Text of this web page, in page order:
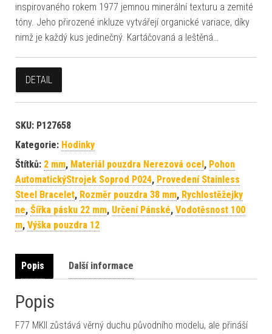
inspirovaného rokem 1977 jemnou minerální texturu a zemité
tóny. Jeho přirozené inkluze vytvářejí organické variace, díky
nimž je každý kus jedinečný. Kartáčovaná a leštěná…
DETAIL
SKU: P127658
Kategorie: Hodinky
Štítků: 2 mm, Materiál pouzdra Nerezová ocel, Pohon
AutomatickýStrojek Soprod P024, Provedení Stainless
Steel Bracelet, Rozměr pouzdra 38 mm, Rychlostěžejky
ne, Šířka pásku 22 mm, Určení Pánské, Vodotěsnost 100
m, Výška pouzdra 12
Popis Další informace
Popis
F77 MKII zůstává věrný duchu původního modelu, ale přináší